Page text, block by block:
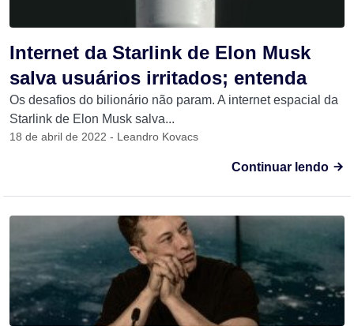
Internet da Starlink de Elon Musk
salva usuários irritados; entenda
Os desafios do bilionário não param. A internet espacial da
Starlink de Elon Musk salva...
18 de abril de 2022 - Leandro Kovacs
Continuar lendo